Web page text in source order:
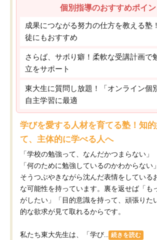
個別指導のおすすめポイン
成果につながる努力の仕方を教える塾
徒にもおすすめ
さらば、サボり癖！柔軟な受講計画で
立をサポート
東大生に質問し放題！「オンライン個
自主学習に最適
学びを愛する人材を育てる塾！知
て、主体的に学べる人へ
「学校の勉強って、なんだかつまらない」
「何のために勉強しているのかわからない」
そうつぶやきながら沈んだ表情をしている
な可能性を持っています。裏を返せば「も
がしたい」「目的意識を持って、頑張りた
的な欲求が見て取れるからです。
私たち東大先生は、「学び... 続きを読む